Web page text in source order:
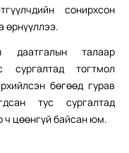
сонирхсон
өрнүүллээ.
даатгалын талаар
сургалтад тогтмол
бөгөөд гурав
тус сургалтад
ч цөөнгүй байсан юм.